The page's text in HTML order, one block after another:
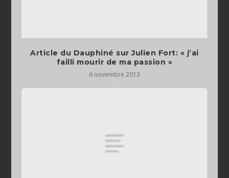
Article du Dauphiné sur Julien Fort: « j’ai
failli mourir de ma passion »
6 novembre 2013